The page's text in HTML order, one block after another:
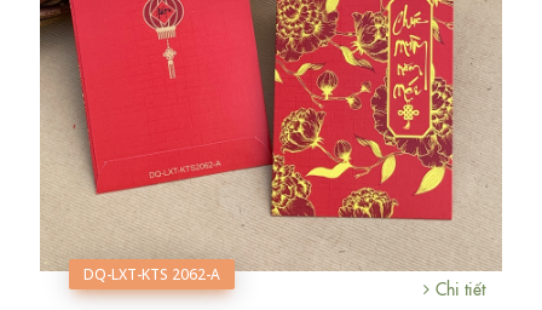
DQ-LXT-KTS 2062-A
Chi tiết